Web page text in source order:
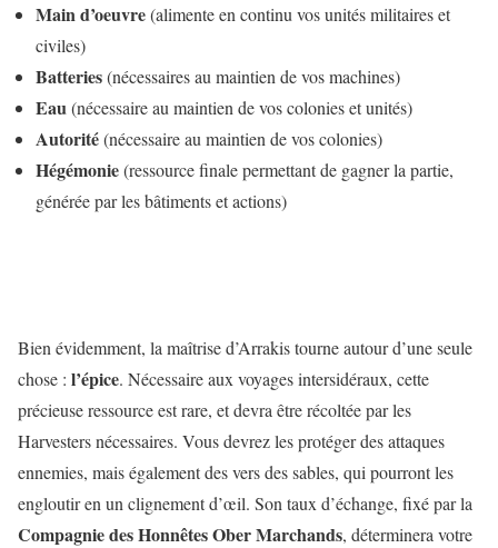
Main d’oeuvre(alimente en continu vos unités militaires et
civiles)
Batteries(nécessaires au maintien de vos machines)
Eau(nécessaire au maintien de vos colonies et unités)
Autorité(nécessaire au maintien de vos colonies)
Hégémonie(ressource finale permettant de gagner la partie,
générée par les bâtiments et actions)
Bien évidemment, la maîtrise d’Arrakis tourne autour d’une seule
chose : l’épice. Nécessaire aux voyages intersidéraux, cette
précieuse ressource est rare, et devra être récoltée par les
Harvesters nécessaires. Vous devrez les protéger des attaques
ennemies, mais également des vers des sables, qui pourront les
engloutir en un clignement d’œil. Son taux d’échange, fixé par la
Compagnie des Honnêtes Ober Marchands, déterminera votre